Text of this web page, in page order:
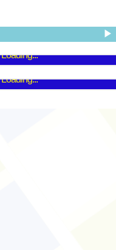
▶
Loading...
Loading...